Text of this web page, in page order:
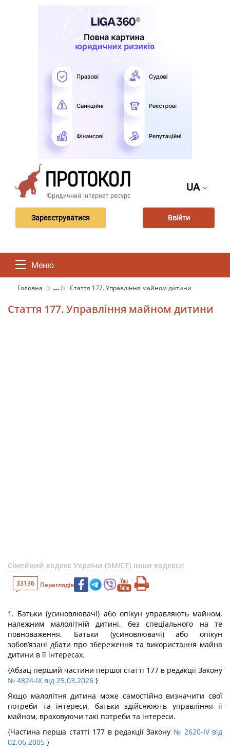
UA
Зареєструватися Ввійти
Меню
Головна ... Стаття 177. Управління майном дитини
Стаття 177. Управління майном дитини
Сімейний кодекс України (ЗМІСТ) Інши кодекси
33136 Переглядів
1. Батьки (усиновлювачі) або опікун управляють майном,
належним малолітній дитині, без спеціального на те
повноваження. Батьки (усиновлювачі) або опікун
зобов’язані дбати про збереження та використання майна
дитини в її інтересах.
{Абзац перший частини першої статті 177 в редакції Закону
№ 4824-IX від 25.03.2026 }
Якщо малолітня дитина може самостійно визначити свої
потреби та інтереси, батьки здійснюють управління її
майном, враховуючи такі потреби та інтереси.
{Частина перша статті 177 в редакції Закону № 2620-IV від
02.06.2005 }